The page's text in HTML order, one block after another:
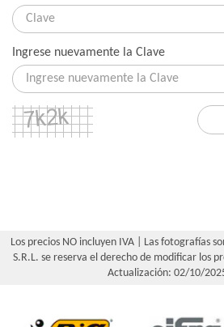
Ingrese nuevamente la Clave
Los precios NO incluyen IVA | Las fotografías
S.R.L. se reserva el derecho de modificar los
Actualización: 02/10/